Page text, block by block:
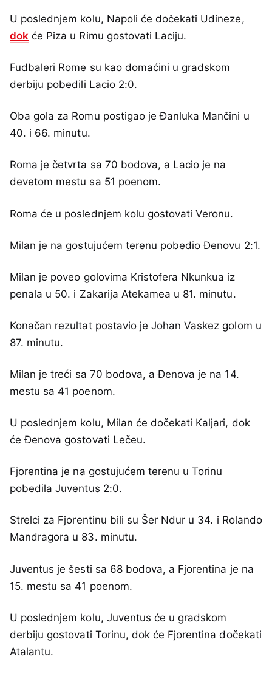
U poslednjem kolu, Napoli će dočekati Udineze,
dok će Piza u Rimu gostovati Laciju.
Fudbaleri Rome su kao domaćini u gradskom
derbiju pobedili Lacio 2:0.
Oba gola za Romu postigao je Đanluka Mančini u
40. i 66. minutu.
Roma je četvrta sa 70 bodova, a Lacio je na
devetom mestu sa 51 poenom.
Roma će u poslednjem kolu gostovati Veronu.
Milan je na gostujućem terenu pobedio Đenovu 2:1.
Milan je poveo golovima Kristofera Nkunkua iz
penala u 50. i Zakarija Atekamea u 81. minutu.
Konačan rezultat postavio je Johan Vaskez golom u
87. minutu.
Milan je treći sa 70 bodova, a Đenova je na 14.
mestu sa 41 poenom.
U poslednjem kolu, Milan će dočekati Kaljari, dok
će Đenova gostovati Lečeu.
Fjorentina je na gostujućem terenu u Torinu
pobedila Juventus 2:0.
Strelci za Fjorentinu bili su Šer Ndur u 34. i Rolando
Mandragora u 83. minutu.
Juventus je šesti sa 68 bodova, a Fjorentina je na
15. mestu sa 41 poenom.
U poslednjem kolu, Juventus će u gradskom
derbiju gostovati Torinu, dok će Fjorentina dočekati
Atalantu.